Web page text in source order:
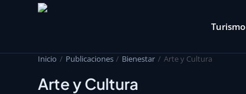
Turismo
Inicio Publicaciones Bienestar Arte y Cultura
Arte y Cultura